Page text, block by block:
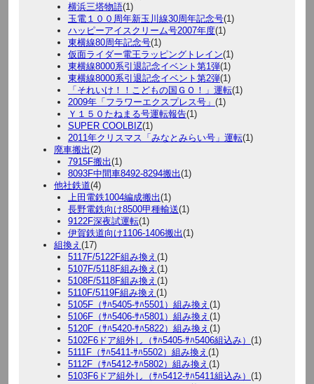
横浜三塔物語(1)
玉電１００周年新玉川線30周年記念号(1)
ハッピーアイスクリーム号2007年度(1)
東横線80周年記念号(1)
仮面ライダー電王ラッピングトレイン(1)
東横線8000系引退記念イベント第1弾(1)
東横線8000系引退記念イベント第2弾(1)
「それいけ！！こどもの国ＧＯ！」運転(1)
2009年「フラワーエクスプレス号」 (1)
Ｙ１５０たねまる号運転報告(1)
SUPER COOLBIZ(1)
2011年クリスマス「みなとみらい号」運転(1)
廃車搬出(2)
7915F搬出(1)
8093F中間車8492-8294搬出(1)
他社鉄道(4)
上田電鉄1004編成搬出(1)
長野電鉄向け8500甲種輸送(1)
9122F深夜試運転(1)
伊賀鉄道向け1106-1406搬出(1)
組換え (17)
5117F/5122F組み換え (1)
5107F/5118F組み換え (1)
5108F/5118F組み換え (1)
5110F/5119F組み換え (1)
5105F（ｻﾊ5405-ｻﾊ5501）組み換え (1)
5106F（ｻﾊ5406-ｻﾊ5801）組み換え (1)
5120F（ｻﾊ5420-ｻﾊ5822）組み換え (1)
5102F6ドア組外し（ｻﾊ5405-ｻﾊ5406組込み） (1)
5111F（ｻﾊ5411-ｻﾊ5502）組み換え (1)
5112F（ｻﾊ5412-ｻﾊ5802）組み換え (1)
5103F6ドア組外し（ｻﾊ5412-ｻﾊ5411組込み） (1)